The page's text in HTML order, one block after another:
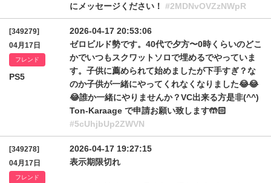
にメッセージください！ #2MDNvOVZzNWpR
[349279]
04月17日
フレンド
PS5
2026-04-17 20:53:06
ゼロビルド勢です。40代で夕方〜0時くらいのどこ
かでいつもスクワットソロで埋めるでやっていま
す。子供に薦められて始めましたが下手すぎ？な
のか子供が一緒にやってくれなくなりました😂😂
😂誰か一緒にやりませんか？VC出来る方是非(^^)
Ton-Karaage で申請お願い致します🤲🏻
#5cUhjbUp2ZWVN
[349278]
04月17日
フレンド
2026-04-17 19:27:15
表示期限切れ